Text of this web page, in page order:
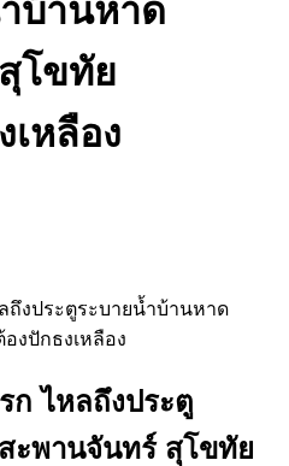
บ้านหาด
โขทัย
หลือง
ก ไหลถึงประตู
ะพานจันทร์ สุโขทัย